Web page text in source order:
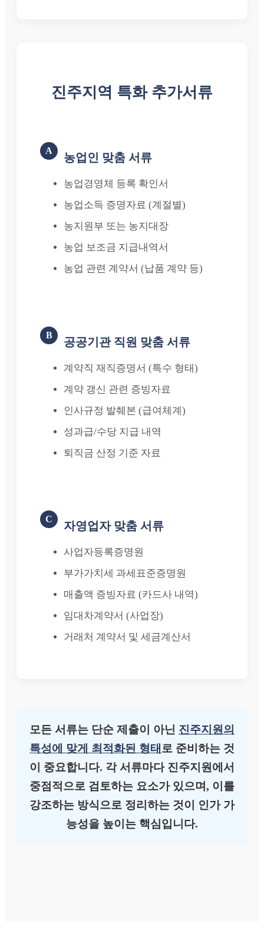
진주지역 특화 추가서류
A
농업인 맞춤 서류
농업경영체 등록 확인서
농업소득 증명자료 (계절별)
농지원부 또는 농지대장
농업 보조금 지급내역서
농업 관련 계약서 (납품 계약 등)
B
공공기관 직원 맞춤 서류
계약직 재직증명서 (특수 형태)
계약 갱신 관련 증빙자료
인사규정 발췌본 (급여체계)
성과급/수당 지급 내역
퇴직금 산정 기준 자료
C
자영업자 맞춤 서류
사업자등록증명원
부가가치세 과세표준증명원
매출액 증빙자료 (카드사 내역)
임대차계약서 (사업장)
거래처 계약서 및 세금계산서
모든 서류는 단순 제출이 아닌 진주지원의
특성에 맞게 최적화된 형태 로 준비하는 것
이 중요합니다. 각 서류마다 진주지원에서
중점적으로 검토하는 요소가 있으며, 이를
강조하는 방식으로 정리하는 것이 인가 가
능성을 높이는 핵심입니다.